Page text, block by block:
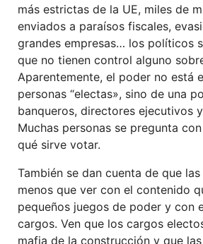
más estrictas de la UE, miles de
enviados a paraísos fiscales,
grandes empresas… los políticos
que no tienen control alguno
Aparentemente, el poder no está
personas “electas», sino de una
banqueros, directores ejecutivos
Muchas personas se pregunta
qué sirve votar.
También se dan cuenta de que
menos que ver con el contenido
pequeños juegos de poder y con
cargos. Ven que los cargos
mafia de la construcción y que